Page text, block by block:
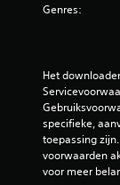
Genres:
Het
specifieke,
toepassing
voorwaarden
voor meer